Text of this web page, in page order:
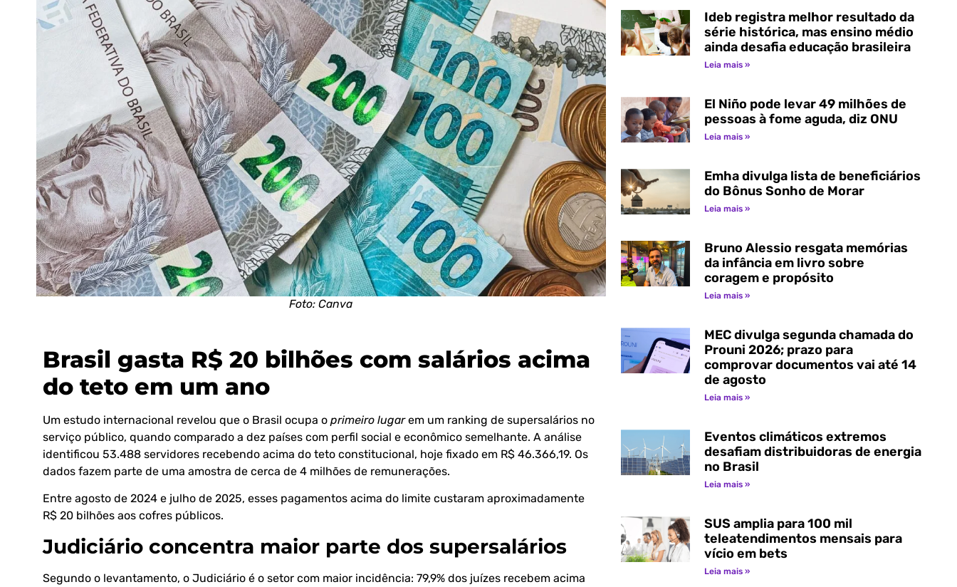
Foto: Canva
Brasil gasta R$ 20 bilhões com salários acima
do teto em um ano
Um estudo internacional revelou que o Brasil ocupa o primeiro lugarem um ranking de supersalários no
serviço público, quando comparado a dez países com perfil social e econômico semelhante. A análise
identificou 53.488 servidores recebendo acima do teto constitucional, hoje fixado em R$ 46.366,19. Os
dados fazem parte de uma amostra de cerca de 4 milhões de remunerações.
Entre agosto de 2024 e julho de 2025, esses pagamentos acima do limite custaram aproximadamente
R$ 20 bilhões aos cofres públicos.
Judiciário concentra maior parte dos supersalários
Segundo o levantamento, o Judiciário é o setor com maior incidência: 79,9% dos juízes recebem acima
Ideb registra melhor resultado da
série histórica, mas ensino médio
ainda desafia educação brasileira
Leia mais »
El Niño pode levar 49 milhões de
pessoas à fome aguda, diz ONU
Leia mais »
Emha divulga lista de beneficiários
do Bônus Sonho de Morar
Leia mais »
Bruno Alessio resgata memórias
da infância em livro sobre
coragem e propósito
Leia mais »
MEC divulga segunda chamada do
Prouni 2026; prazo para
comprovar documentos vai até 14
de agosto
Leia mais »
Eventos climáticos extremos
desafiam distribuidoras de energia
no Brasil
Leia mais »
SUS amplia para 100 mil
teleatendimentos mensais para
vício em bets
Leia mais »